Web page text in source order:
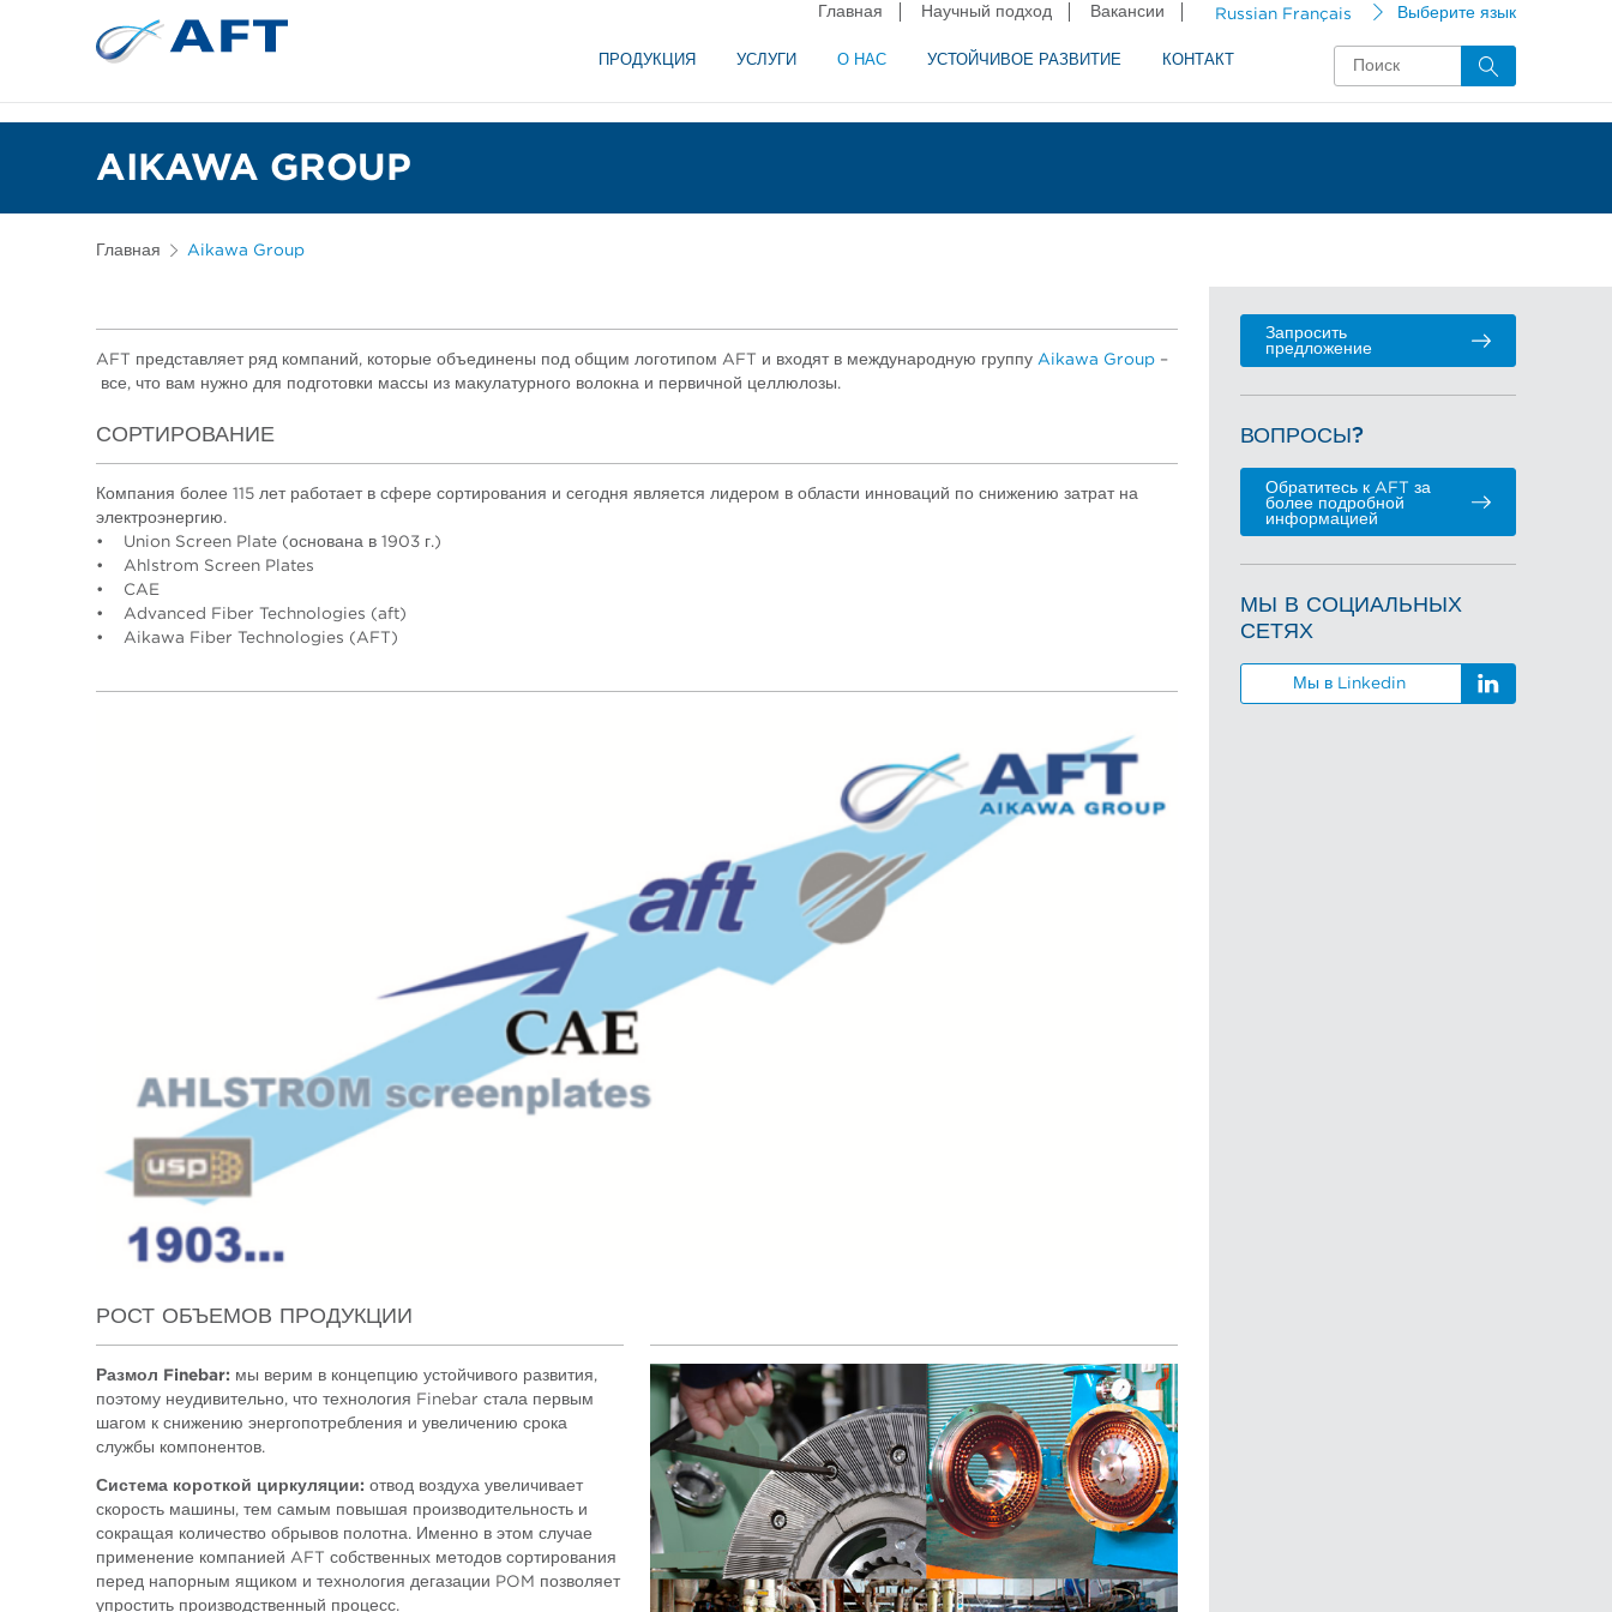
Russian Français Выберите язык
Главная Научный подход Вакансии
ПРОДУКЦИЯ УСЛУГИ О НАС УСТОЙЧИВОЕ РАЗВИТИЕ КОНТАКТ
AIKAWA GROUP
Главная Aikawa Group
AFT представляет ряд компаний, которые объединены под общим логотипом AFT и входят в международную группу Aikawa Group –
все, что вам нужно для подготовки массы из макулатурного волокна и первичной целлюлозы.
СОРТИРОВАНИЕ
Компания более 115 лет работает в сфере сортирования и сегодня является лидером в области инноваций по снижению затрат на
электроэнергию.
• Union Screen Plate (основана в 1903 г.)
• Ahlstrom Screen Plates
• CAE
• Advanced Fiber Technologies (aft)
• Aikawa Fiber Technologies (AFT)
РОСТ ОБЪЕМОВ ПРОДУКЦИИ
Размол Finebar: мы верим в концепцию устойчивого развития,
поэтому неудивительно, что технология Finebar стала первым
шагом к снижению энергопотребления и увеличению срока
службы компонентов.
Система короткой циркуляции: отвод воздуха увеличивает
скорость машины, тем самым повышая производительность и
сокращая количество обрывов полотна. Именно в этом случае
применение компанией AFT собственных методов сортирования
перед напорным ящиком и технология дегазации POM позволяет
упростить производственный процесс.
Запросить
предложение
ВОПРОСЫ?
Обратитесь к AFT за
более подробной
информацией
МЫ В СОЦИАЛЬНЫХ
СЕТЯХ
Мы в Linkedin